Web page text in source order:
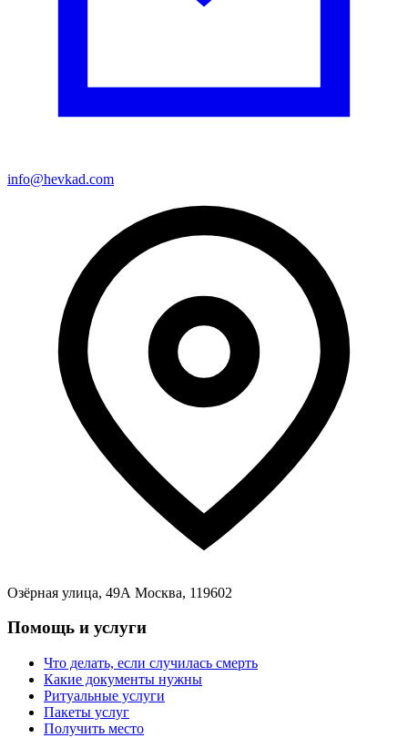
info@hevkad.com
Озёрная улица, 49А Москва, 119602
Помощь и услуги
Что делать, если случилась смерть
Какие документы нужны
Ритуальные услуги
Пакеты услуг
Получить место